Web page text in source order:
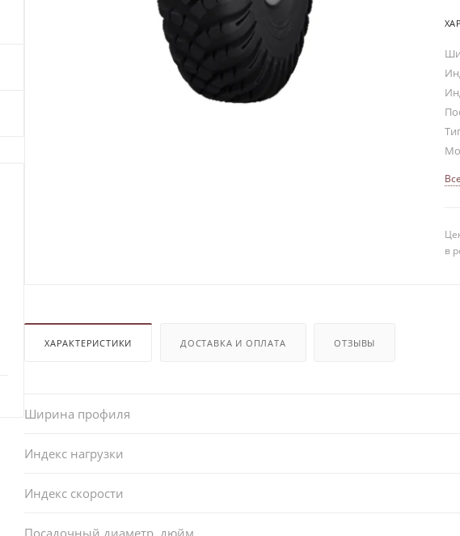
в
ХАРАКТЕРИСТИКИ ДОСТАВКА И ОПЛАТА ОТЗЫВЫ
Ширина профиля
Индекс нагрузки
Индекс скорости